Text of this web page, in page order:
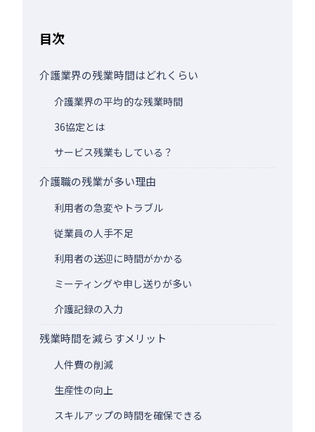
目次
介護業界の残業時間はどれくらい
介護業界の平均的な残業時間
36協定とは
サービス残業もしている？
介護職の残業が多い理由
利用者の急変やトラブル
従業員の人手不足
利用者の送迎に時間がかかる
ミーティングや申し送りが多い
介護記録の入力
残業時間を減らすメリット
人件費の削減
生産性の向上
スキルアップの時間を確保できる